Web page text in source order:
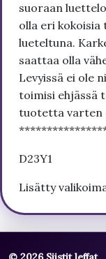
suoraan
olla eri kokoisia
lueteltuna.
saattaa olla
Levyissä ei ole
toimisi ehjässä
tuotetta varten
D23Y1
Lisätty